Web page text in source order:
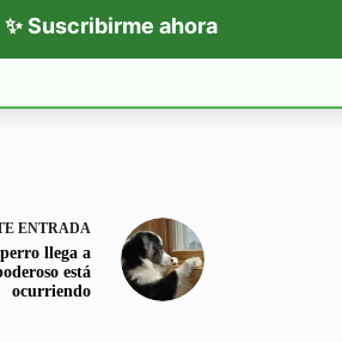
✨ Suscribirme ahora
ENTRADA
llega a
está
ocurriendo